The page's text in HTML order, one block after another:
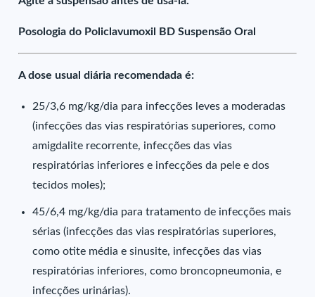
Posologia do Policlavumoxil BD Suspensão Oral
A dose usual diária recomendada é:
25/3,6 mg/kg/dia para infecções leves a moderadas
(infecções das vias respiratórias superiores, como
amigdalite recorrente, infecções das vias
respiratórias inferiores e infecções da pele e dos
tecidos moles);
45/6,4 mg/kg/dia para tratamento de infecções mais
sérias (infecções das vias respiratórias superiores,
como otite média e sinusite, infecções das vias
respiratórias inferiores, como broncopneumonia, e
infecções urinárias).